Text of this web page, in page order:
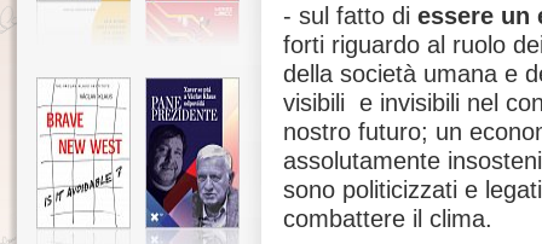
- sul fatto di essere un
forti riguardo al ruolo
della società umana e
visibili e invisibili nel
nostro futuro; un
assolutamente
sono politicizzati e
combattere il clima.